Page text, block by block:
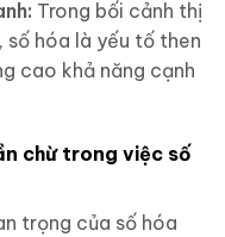
Trong bối cảnh thị
số hóa là yếu tố then
cao khả năng cạnh
chừ trong việc số
trọng của số hóa